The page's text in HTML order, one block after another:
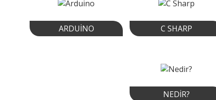
ARDUINO C SHARP
NEDIR?